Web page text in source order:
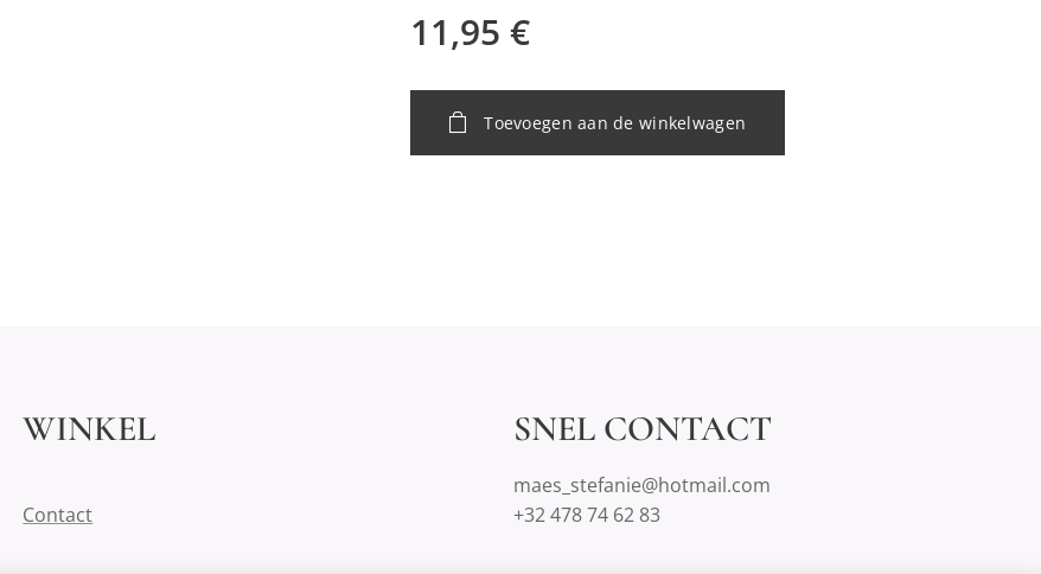
11,95 €
Toevoegen aan de winkelwagen
WINKEL
Contact
SNEL CONTACT
maes_stefanie@hotmail.com
+32 478 74 62 83